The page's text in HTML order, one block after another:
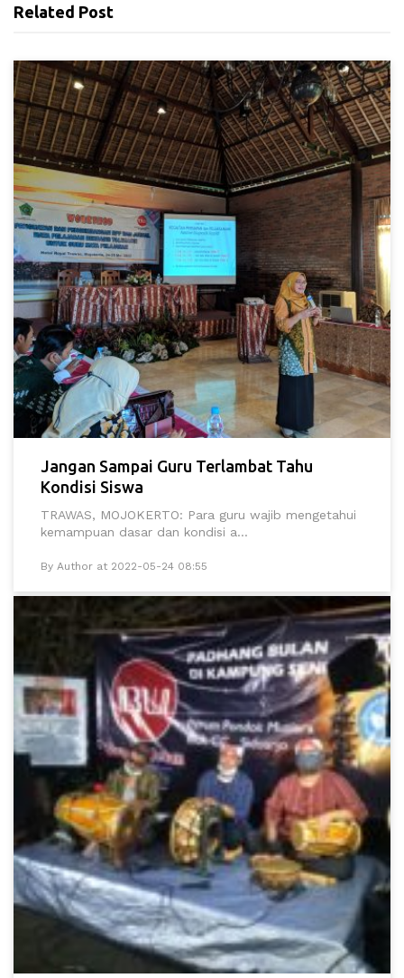
Related Post
Jangan Sampai Guru Terlambat Tahu
Kondisi Siswa
TRAWAS, MOJOKERTO: Para guru wajib mengetahui
kemampuan dasar dan kondisi a...
By Author at 2022-05-24 08:55